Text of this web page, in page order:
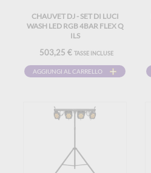
CHAUVET DJ - SET DI LUCI
WASH LED RGB 4BAR FLEX Q
ILS
503,25 € TASSE INCLUSE
AGGIUNGI AL CARRELLO